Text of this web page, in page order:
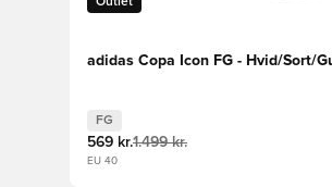
adidas Copa Icon FG - Hvid/Sort/
FG
569 kr.1.499 kr.
EU 40